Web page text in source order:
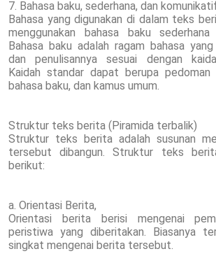
7. Bahasa baku, sederhana, dan
Bahasa yang digunakan di dalam teks
menggunakan bahasa baku
Bahasa baku adalah ragam bahasa
dan penulisannya sesuai dengan
Kaidah standar dapat berupa
bahasa baku, dan kamus umum.
Struktur teks berita (Piramida terbalik)
Struktur teks berita adalah susunan
tersebut dibangun. Struktur teks
berikut:
a. Orientasi Berita,
Orientasi berita berisi mengenai
peristiwa yang diberitakan. Biasanya
singkat mengenai berita tersebut.